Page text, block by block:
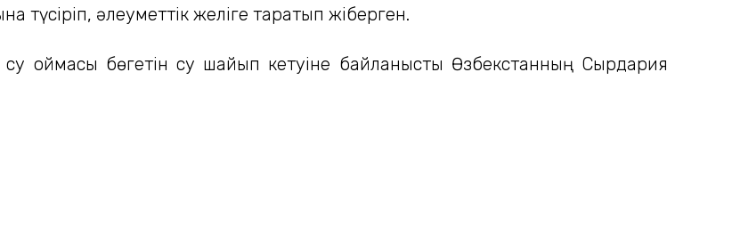
түсіріп, әлеуметтік желіге таратып жіберген.
қоймасы бөгетін су шайып кетуіне байланысты Өзбекстанның Сырдария